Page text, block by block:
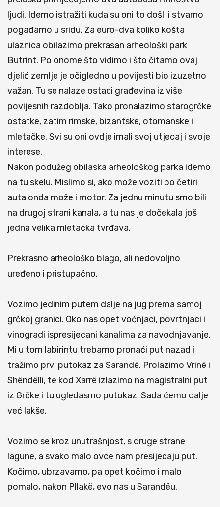
ljudi. Idemo istražiti kuda su oni to došli i stvarno
pogađamo u sridu. Za euro-dva koliko košta
ulaznica obilazimo prekrasan arheološki park
Butrint. Po onome što vidimo i što čitamo ovaj
djelić zemlje je očigledno u povijesti bio izuzetno
važan. Tu se nalaze ostaci građevina iz više
povijesnih razdoblja. Tako pronalazimo starogrčke
ostatke, zatim rimske, bizantske, otomanske i
mletačke. Svi su oni ovdje imali svoj utjecaj i svoje
interese.
Nakon podužeg obilaska arheološkog parka idemo
na tu skelu. Mislimo si, ako može voziti po četiri
auta onda može i motor. Za jednu minutu smo bili
na drugoj strani kanala, a tu nas je dočekala još
jedna velika mletačka tvrđava.
Prekrasno arheološko blago, ali nedovoljno
uređeno i pristupačno.
Vozimo jedinim putem dalje na jug prema samoj
grčkoj granici. Oko nas opet voćnjaci, povrtnjaci i
vinogradi ispresijecani kanalima za navodnjavanje.
Mi u tom labirintu trebamo pronaći put nazad i
tražimo prvi putokaz za Sarandë. Prolazimo Vrinë i
Shëndëlli, te kod Xarrë izlazimo na magistralni put
iz Grčke i tu ugledasmo putokaz. Sada ćemo dalje
već lakše.
Vozimo se kroz unutrašnjost, s druge strane
lagune, a svako malo ovce nam presijecaju put.
Kočimo, ubrzavamo, pa opet kočimo i malo
pomalo, nakon Pllakë, evo nas u Sarandëu.